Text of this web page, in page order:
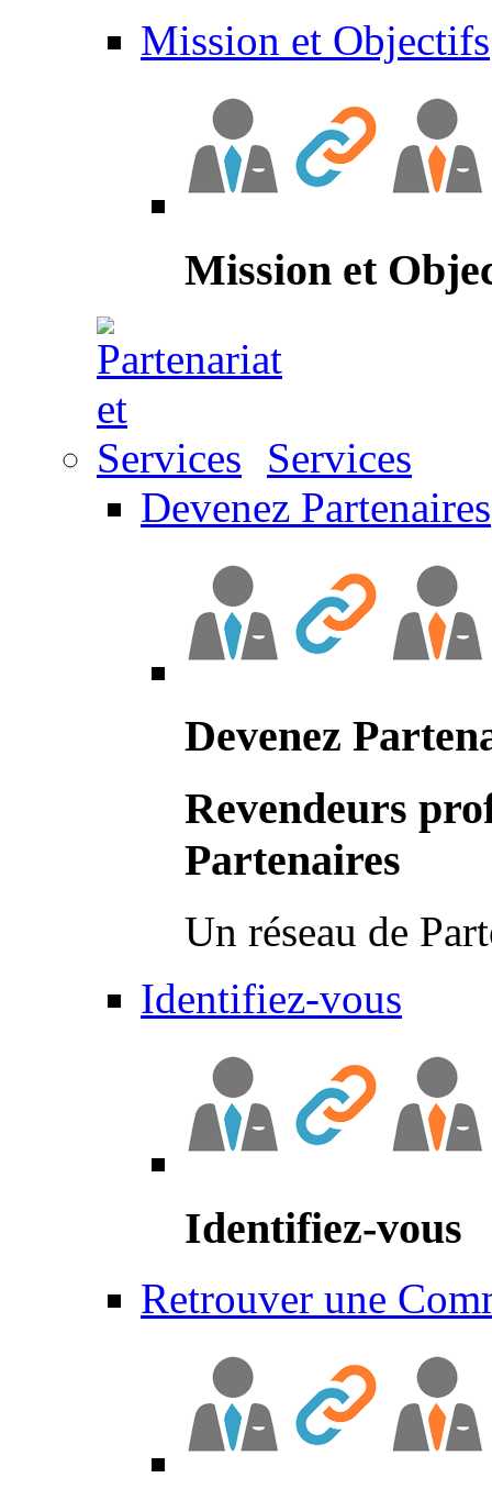
Mission et Objectifs
Mission et
Services
Devenez Partenaires
Devenez
Revendeurs
Partenaires
Un réseau de
Identifiez-vous
Identifiez-vous
Retrouver une